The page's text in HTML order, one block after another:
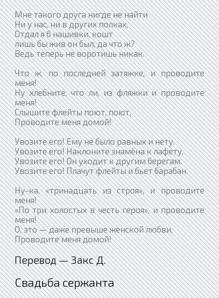
Мне такого друга нигде не найти
Ни у нас, ни в других полках,
Отдал я б нашивки, кошт
лишь бы жив он был, да что ж?
Ведь теперь не воротишь никак.
Что ж, по последней затяжке, и проводите
меня!
Ну хлебните, что ли, из фляжки и проводите
меня!
Слышите флейты поют, поют,
Проводите меня домой!
Увозите его! Ему не было равных и нету.
Увозите его! Наклоните знамёна к лафету.
Увозите его! Он уходит к другим берегам.
Увозите его! Плачут флейты и бьет барабан.
Ну-ка, «тринадцать из строя», и проводите
меня!
«По три холостых в честь героя», и проводите
меня!
О, это — даже превыше женской любви,
Проводите меня домой!
Перевод — Закс Д.
Свадьба сержанта